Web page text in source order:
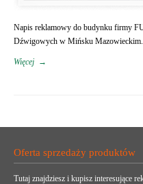
Napis reklamowy do budynku firmy
Dźwigowych w Mińsku Mazowieckim.
Więcej →
Oferta sprzedaży produktów
Tutaj znajdziesz i kupisz interesujące